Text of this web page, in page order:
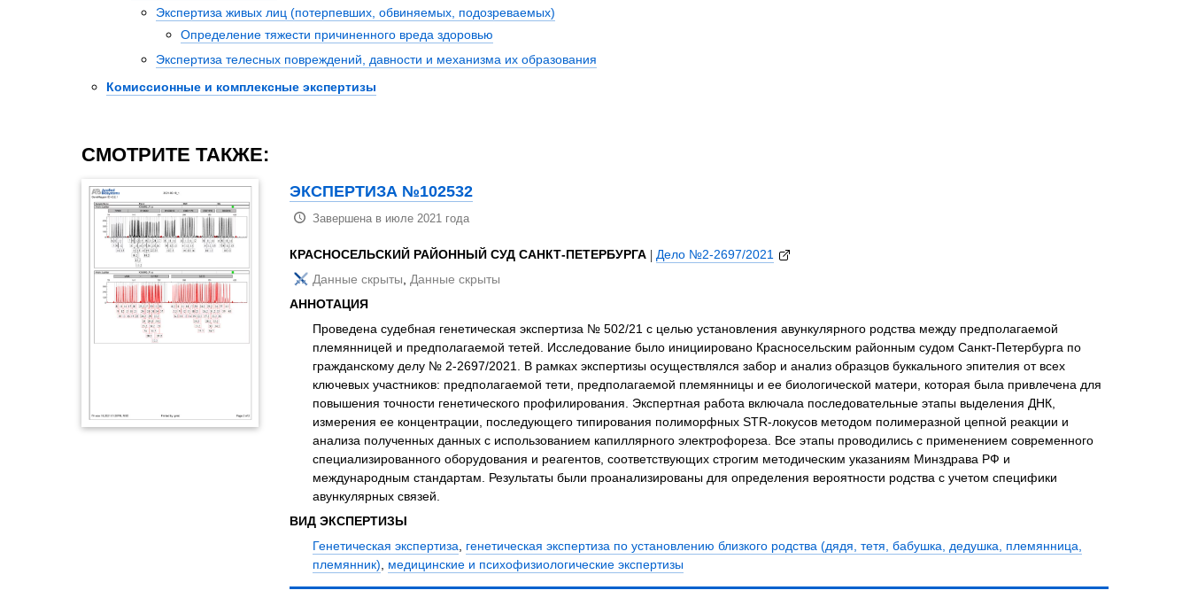
Экспертиза живых лиц (потерпевших, обвиняемых, подозреваемых)
Определение тяжести причиненного вреда здоровью
Экспертиза телесных повреждений, давности и механизма их образования
Комиссионные и комплексные экспертизы
СМОТРИТЕ ТАКЖЕ:
ЭКСПЕРТИЗА №102532
Завершена в июле 2021 года
КРАСНОСЕЛЬСКИЙ РАЙОННЫЙ СУД САНКТ-ПЕТЕРБУРГА | Дело №2-2697/2021
Данные скрыты, Данные скрыты
АННОТАЦИЯ
Проведена судебная генетическая экспертиза № 502/21 с целью установления авункулярного родства между предполагаемой
племянницей и предполагаемой тетей. Исследование было инициировано Красносельским районным судом Санкт-Петербурга по
гражданскому делу № 2-2697/2021. В рамках экспертизы осуществлялся забор и анализ образцов буккального эпителия от всех
ключевых участников: предполагаемой тети, предполагаемой племянницы и ее биологической матери, которая была привлечена для
повышения точности генетического профилирования. Экспертная работа включала последовательные этапы выделения ДНК,
измерения ее концентрации, последующего типирования полиморфных STR-локусов методом полимеразной цепной реакции и
анализа полученных данных с использованием капиллярного электрофореза. Все этапы проводились с применением современного
специализированного оборудования и реагентов, соответствующих строгим методическим указаниям Минздрава РФ и
международным стандартам. Результаты были проанализированы для определения вероятности родства с учетом специфики
авункулярных связей.
ВИД ЭКСПЕРТИЗЫ
Генетическая экспертиза, генетическая экспертиза по установлению близкого родства (дядя, тетя, бабушка, дедушка, племянница,
племянник), медицинские и психофизиологические экспертизы